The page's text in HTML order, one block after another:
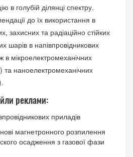
в голубій ділянці спектру.
до їх використання в
захисних та радіаційно стійких
шарів в напівпровідникових
в мікроелектромеханічних
наноелектромеханічних
реклами:
приладів
магнетронного розпилення
осадження з газової фази